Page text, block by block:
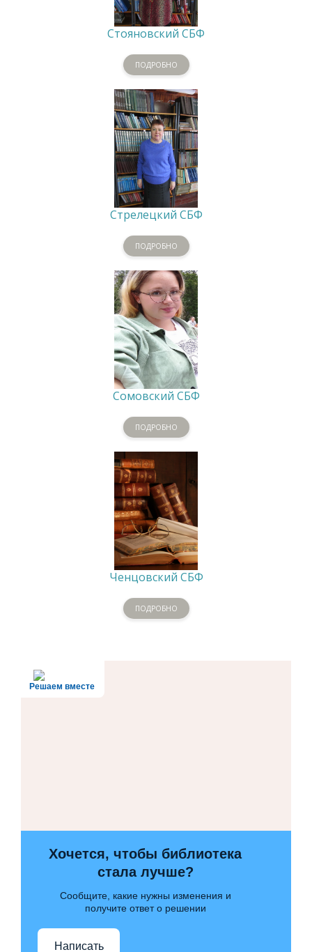
Стояновский СБФ
ПОДРОБНО
Стрелецкий СБФ
ПОДРОБНО
Сомовский СБФ
ПОДРОБНО
Ченцовский СБФ
ПОДРОБНО
Решаем вместе
Хочется, чтобы библиотека
стала лучше?
Сообщите, какие нужны изменения и
получите ответ о решении
Написать